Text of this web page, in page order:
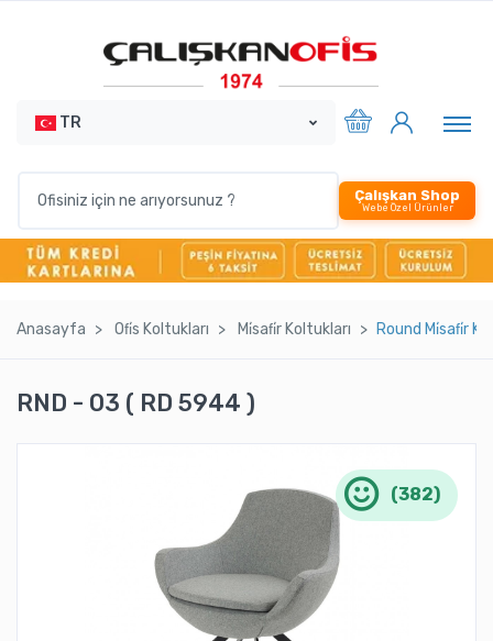
TR
Çalışkan Shop
Webe Özel Ürünler
Anasayfa Ofi̇s Koltukları Mi̇safi̇r Koltukları Round Mi̇safi̇r
RND - 03 ( RD 5944 )
(382)